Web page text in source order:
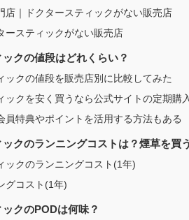
店｜ドクタースティックがない販売店
ースティックがない販売店
ックの値段はどれくらい？
ックの値段を販売店別に比較してみた
ックを安く買うなら公式サイトの定期購
員特典やポイントを活用する方法もある
ックのランニングコストは？煙草を買
ックのランニングコスト(1年)
グコスト(1年)
ックのPODは何味？